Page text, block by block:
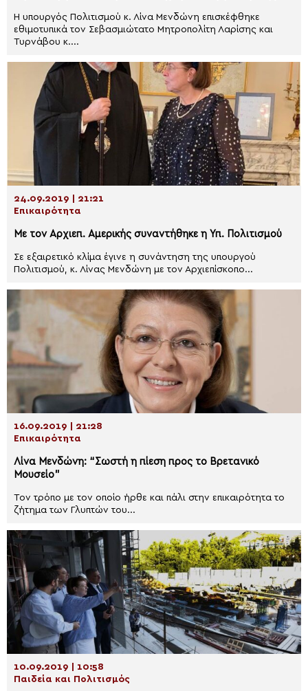
Η υπουργός Πολιτισμού κ. Λίνα Μενδώνη επισκέφθηκε
εθιμοτυπικά τον Σεβασμιώτατο Μητροπολίτη Λαρίσης και
Τυρνάβου κ....
24.09.2019 | 21:21
Επικαιρότητα
Με τον Αρχιεπ. Αμερικής συναντήθηκε η Υπ. Πολιτισμού
Σε εξαιρετικό κλίμα έγινε η συνάντηση της υπουργού
Πολιτισμού, κ. Λίνας Μενδώνη με τον Αρχιεπίσκοπο...
16.09.2019 | 21:28
Επικαιρότητα
Λίνα Μενδώνη: “Σωστή η πίεση προς το Βρετανικό
Μουσείο”
Τον τρόπο με τον οποίο ήρθε και πάλι στην επικαιρότητα το
ζήτημα των Γλυπτών του...
10.09.2019 | 10:58
Παιδεία και Πολιτισμός